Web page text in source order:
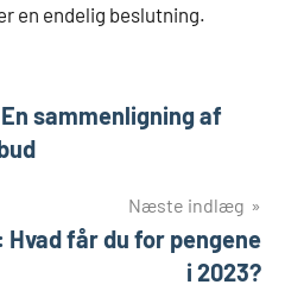
en endelig beslutning.
sammenligning af
Næste indlæg
får du for pengene
i 2023?